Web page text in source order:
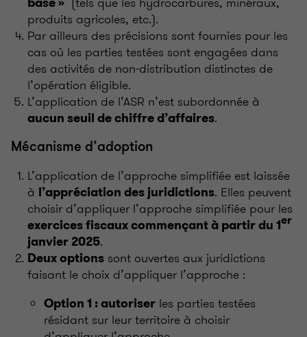
produits agricoles, etc.).
Par ailleurs des précisions sont fournies pour les
cas où les parties testées sont engagées dans
des activités de non-distribution distinctes de
l’opération éligible.
L’application de l’ASR n’est subordonnée à
aucun seuil de chiffre d’affaires.
Mécanisme d’adoption
L’application de l’approche simplifiée est laissée
à l’appréciation des juridictions. Elles peuvent
choisir d’appliquer l’approche simplifiée pour les
exercices fiscaux commençant à partir du 1er
janvier 2025.
Deux options sont ouvertes aux juridictions
faisant le choix d’appliquer l’approche :
Option 1 : autoriser les parties testées
résidant sur leur territoire à choisir